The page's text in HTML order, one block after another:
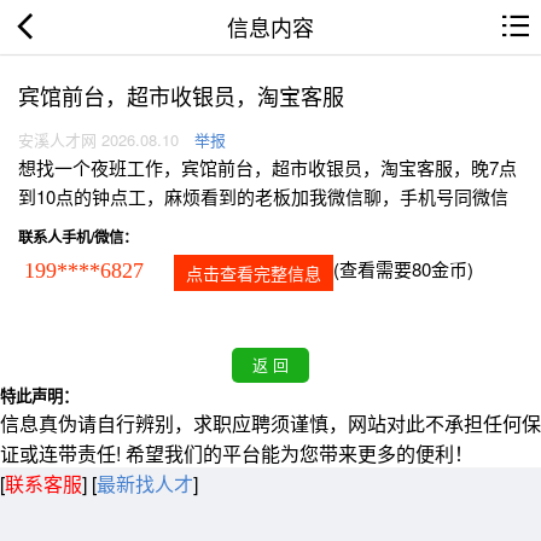
信息内容
宾馆前台，超市收银员，淘宝客服
安溪人才网 2026.08.10 举报
想找一个夜班工作，宾馆前台，超市收银员，淘宝客服，晚7点
到10点的钟点工，麻烦看到的老板加我微信聊，手机号同微信
联系人手机/微信：
199****6827 点击查看完整信息 (查看需要80金币)
特此声明：
信息真伪请自行辨别，求职应聘须谨慎，网站对此不承担任何保
证或连带责任! 希望我们的平台能为您带来更多的便利！
[联系客服] [最新找人才]